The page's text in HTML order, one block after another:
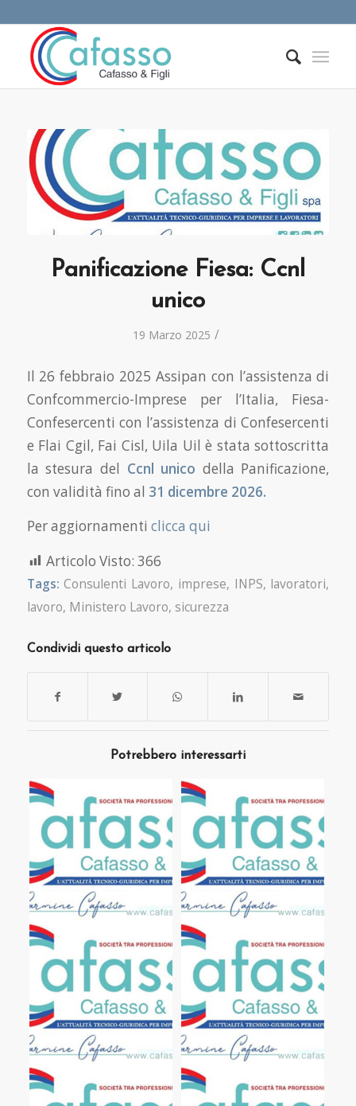
Panificazione Fiesa: Ccnl
unico
19 Marzo 2025 /
Il 26 febbraio 2025 Assipan con l’assistenza di
Confcommercio-Imprese per l’Italia, Fiesa-
Confesercenti con l’assistenza di Confesercenti
e Flai Cgil, Fai Cisl, Uila Uil è stata sottoscritta
la stesura del Ccnl unico della Panificazione,
con validità fino al 31 dicembre 2026.
Per aggiornamenti clicca qui
Articolo Visto: 366
Tags: Consulenti Lavoro, imprese, INPS, lavoratori,
lavoro, Ministero Lavoro, sicurezza
Condividi questo articolo
Potrebbero interessarti